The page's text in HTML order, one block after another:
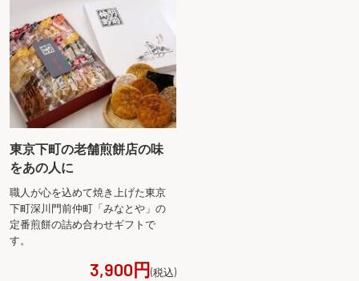
東京下町の老舗煎餅店の味
をあの人に
職人が心を込めて焼き上げた東京
下町深川門前仲町「みなとや」の
定番煎餅の詰め合わせギフトで
す。
3,900円(税込)